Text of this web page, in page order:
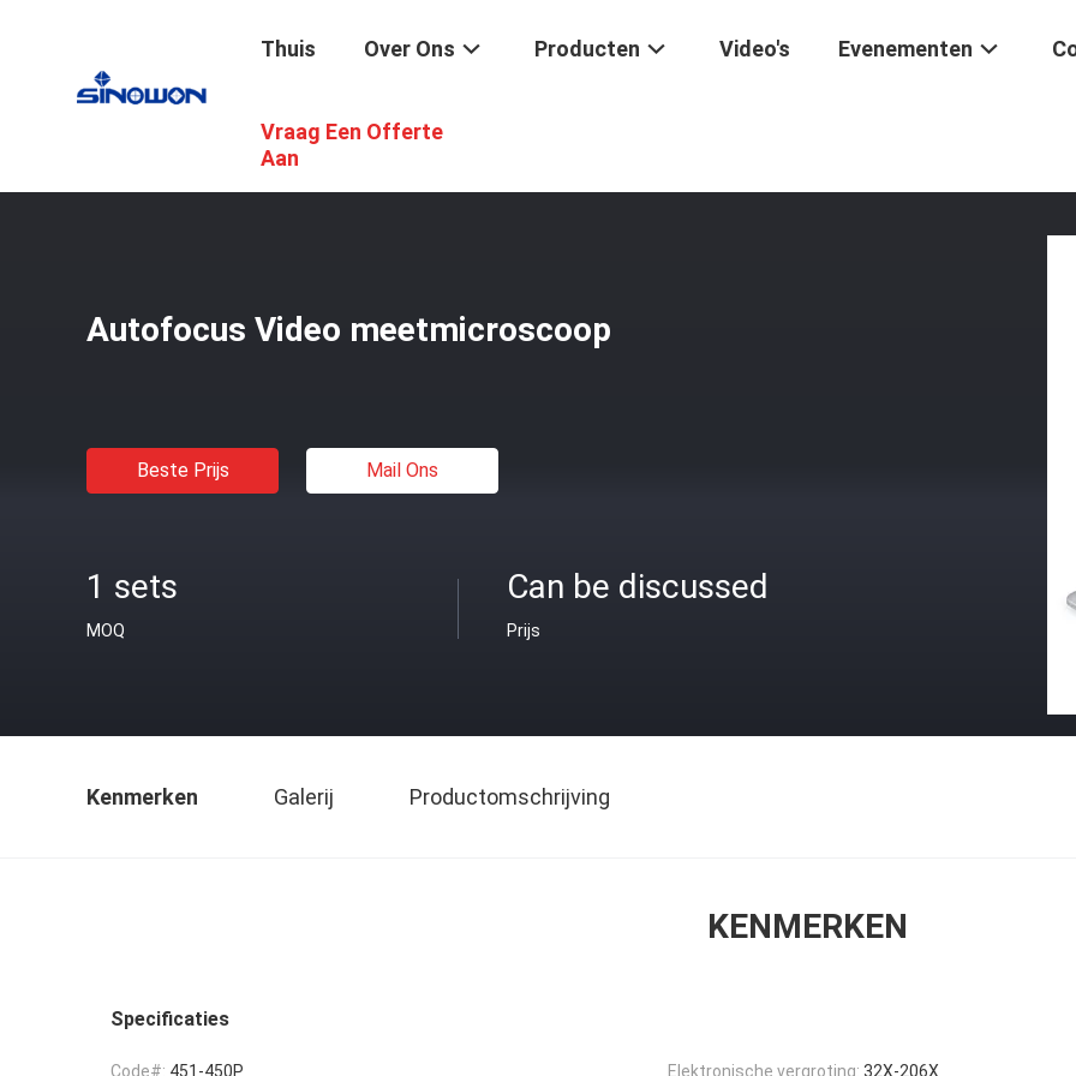
Thuis Over Ons Producten Video's Evenementen
Vraag Een Offerte
Aan
Optische Microscopen /
Autofocus Video meetmicroscoop
Beste Prijs Mail Ons
1 sets
MOQ
Can be discussed
Prijs
Kenmerken Galerij Productomschrijving
KENMERKEN
Specificaties
Code#: 451-450P Elektronische vergroting: 32X-206X